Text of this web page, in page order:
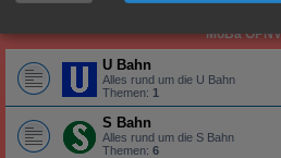
MoBa ÖPNV
U Bahn
Alles rund um die U Bahn
Themen: 1
S Bahn
Alles rund um die S Bahn
Themen: 6